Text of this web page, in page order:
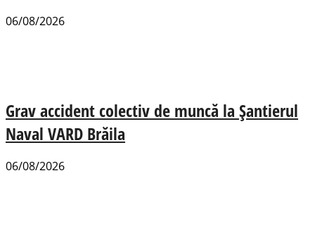
06/08/2026
Grav accident colectiv de muncă la Șantierul
Naval VARD Brăila
06/08/2026